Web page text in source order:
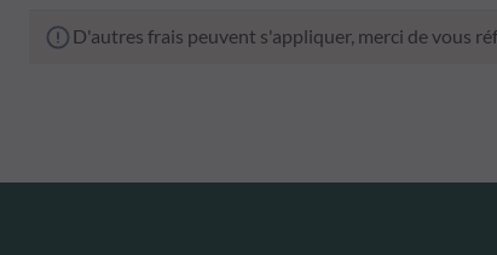
D'autres frais peuvent s'appliquer, merci de vous